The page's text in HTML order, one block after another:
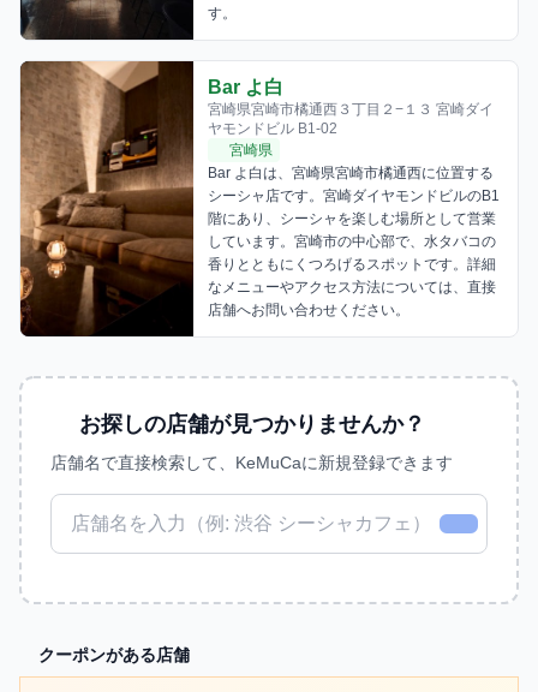
す。
Bar よ白
宮崎県宮崎市橘通西３丁目２−１３ 宮崎ダイ
ヤモンドビル B1-02
宮崎県
Bar よ白は、宮崎県宮崎市橘通西に位置する
シーシャ店です。宮崎ダイヤモンドビルのB1
階にあり、シーシャを楽しむ場所として営業
しています。宮崎市の中心部で、水タバコの
香りとともにくつろげるスポットです。詳細
なメニューやアクセス方法については、直接
店舗へお問い合わせください。
お探しの店舗が見つかりませんか？
店舗名で直接検索して、KeMuCaに新規登録できます
クーポンがある店舗